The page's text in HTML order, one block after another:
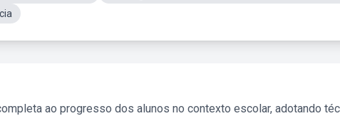
ao progresso dos alunos no contexto escolar, adotando